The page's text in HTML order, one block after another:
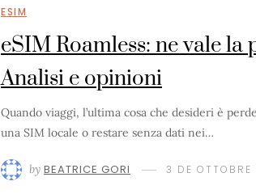
ESIM
eSIM Roamless: ne vale la
Analisi e opinioni
Quando viaggi, l’ultima cosa che desideri è
una SIM locale o restare senza dati nei…
by BEATRICE GORI 3 DE